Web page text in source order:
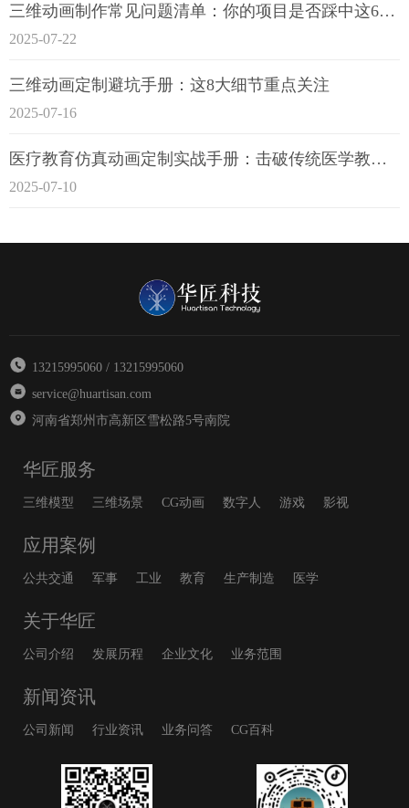
三维动画制作常见问题清单：你的项目是否踩中这6大技术雷区？
2025-07-22
三维动画定制避坑手册：这8大细节重点关注
2025-07-16
医疗教育仿真动画定制实战手册：击破传统医学教育7大痛点
2025-07-10
13215995060 / 13215995060
service@huartisan.com
河南省郑州市高新区雪松路5号南院
华匠服务
三维模型 三维场景 CG动画 数字人 游戏 影视
应用案例
公共交通 军事 工业 教育 生产制造 医学
关于华匠
公司介绍 发展历程 企业文化 业务范围
新闻资讯
公司新闻 行业资讯 业务问答 CG百科